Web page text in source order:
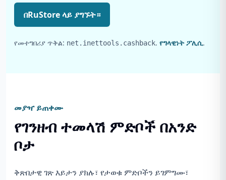
በRuStore ላይ ያግኙት።
የመተግበሪያ ጥቅል: net.inettools.cashback. የግላዊነት ፖሊሲ.
መያዣ ይጠቀሙ
የገንዘብ ተመላሽ ምድቦች በአንድ
ቦታ
ቅጽበታዊ ገጽ እይታን ያክሉ፣ የታወቁ ምድቦችን ይገምግሙ፣